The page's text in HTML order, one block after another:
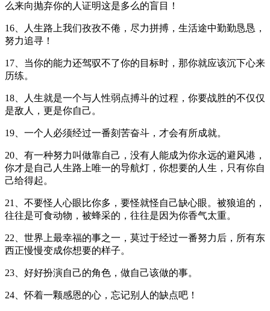
么来向抛弃你的人证明这是多么的盲目！
16、人生路上我们孜孜不倦，尽力拼搏，生活途中勤勤恳恳，
努力追寻！
17、当你的能力还驾驭不了你的目标时，那你就应该沉下心来
历练。
18、人生就是一个与人性弱点搏斗的过程，你要战胜的不仅仅
是敌人，更是你自己。
19、一个人必须经过一番刻苦奋斗，才会有所成就。
20、有一种努力叫做靠自己，没有人能成为你永远的避风港，
你才是自己人生路上唯一的导航灯，你想要的人生，只有你自
己给得起。
21、不要怪人心眼比你多，要怪就怪自己缺心眼。被狼追的，
往往是可食动物，被蜂采的，往往是因为你香气太重。
22、世界上最幸福的事之一，莫过于经过一番努力后，所有东
西正慢慢变成你想要的样子。
23、好好扮演自己的角色，做自己该做的事。
24、怀着一颗感恩的心，忘记别人的缺点吧！